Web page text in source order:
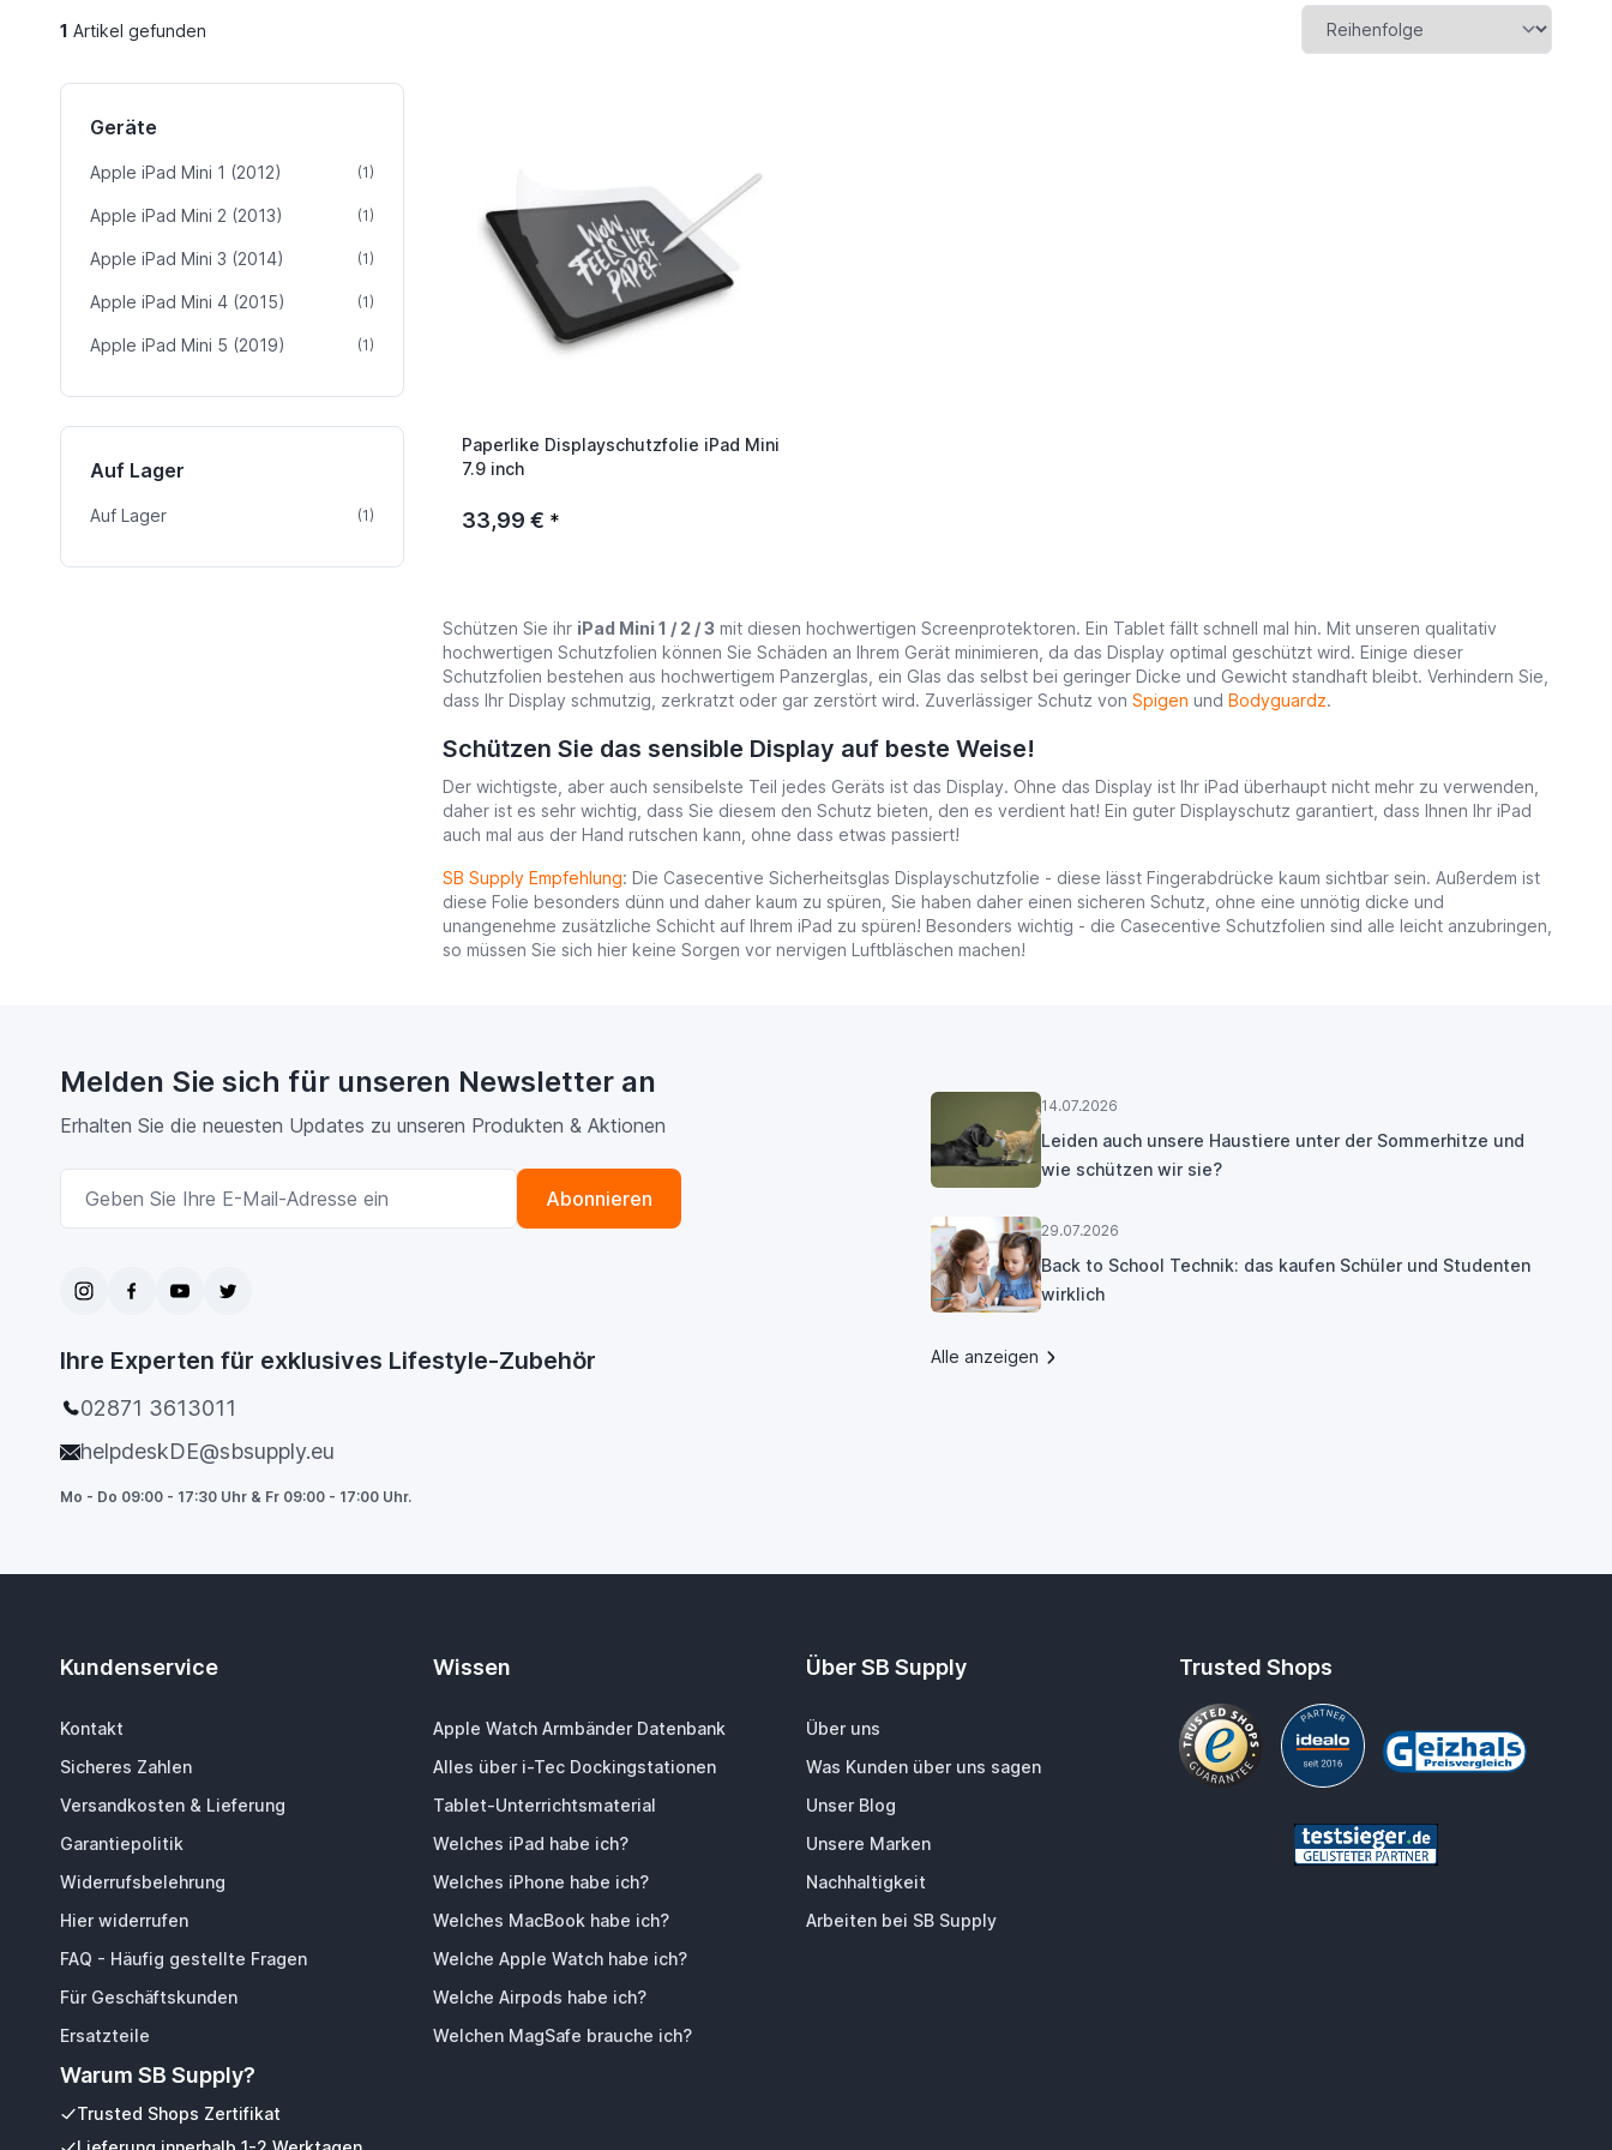
1 Artikel gefunden
Geräte
Apple iPad Mini 1 (2012) (1)Artikel
Apple iPad Mini 2 (2013) (1)Artikel
Apple iPad Mini 3 (2014) (1)Artikel
Apple iPad Mini 4 (2015) (1)Artikel
Apple iPad Mini 5 (2019) (1)Artikel
Auf Lager
Auf Lager (1)Artikel
Paperlike Displayschutzfolie iPad Mini
7.9 inch
33,99 € *
Schützen Sie ihr iPad Mini 1 / 2 / 3 mit diesen hochwertigen Screenprotektoren. Ein Tablet fällt schnell mal hin. Mit unseren qualitativ
hochwertigen Schutzfolien können Sie Schäden an Ihrem Gerät minimieren, da das Display optimal geschützt wird. Einige dieser
Schutzfolien bestehen aus hochwertigem Panzerglas, ein Glas das selbst bei geringer Dicke und Gewicht standhaft bleibt. Verhindern Sie,
dass Ihr Display schmutzig, zerkratzt oder gar zerstört wird. Zuverlässiger Schutz von Spigen und Bodyguardz.
Schützen Sie das sensible Display auf beste Weise!
Der wichtigste, aber auch sensibelste Teil jedes Geräts ist das Display. Ohne das Display ist Ihr iPad überhaupt nicht mehr zu verwenden,
daher ist es sehr wichtig, dass Sie diesem den Schutz bieten, den es verdient hat! Ein guter Displayschutz garantiert, dass Ihnen Ihr iPad
auch mal aus der Hand rutschen kann, ohne dass etwas passiert!
SB Supply Empfehlung: Die Casecentive Sicherheitsglas Displayschutzfolie - diese lässt Fingerabdrücke kaum sichtbar sein. Außerdem ist
diese Folie besonders dünn und daher kaum zu spüren, Sie haben daher einen sicheren Schutz, ohne eine unnötig dicke und
unangenehme zusätzliche Schicht auf Ihrem iPad zu spüren! Besonders wichtig - die Casecentive Schutzfolien sind alle leicht anzubringen,
so müssen Sie sich hier keine Sorgen vor nervigen Luftbläschen machen!
Melden Sie sich für unseren Newsletter an
Erhalten Sie die neuesten Updates zu unseren Produkten & Aktionen
Abonnieren
Ihre Experten für exklusives Lifestyle-Zubehör
02871 3613011
helpdeskDE@sbsupply.eu
Mo - Do 09:00 - 17:30 Uhr & Fr 09:00 - 17:00 Uhr.
14.07.2026
Leiden auch unsere Haustiere unter der Sommerhitze und
wie schützen wir sie?
29.07.2026
Back to School Technik: das kaufen Schüler und Studenten
wirklich
Alle anzeigen
Kundenservice
Kontakt
Sicheres Zahlen
Versandkosten & Lieferung
Garantiepolitik
Widerrufsbelehrung
Hier widerrufen
FAQ - Häufig gestellte Fragen
Für Geschäftskunden
Ersatzteile
Warum SB Supply?
Trusted Shops Zertifikat
Wissen
Apple Watch Armbänder Datenbank
Alles über i-Tec Dockingstationen
Tablet-Unterrichtsmaterial
Welches iPad habe ich?
Welches iPhone habe ich?
Welches MacBook habe ich?
Welche Apple Watch habe ich?
Welche Airpods habe ich?
Welchen MagSafe brauche ich?
Über SB Supply
Über uns
Was Kunden über uns sagen
Unser Blog
Unsere Marken
Nachhaltigkeit
Arbeiten bei SB Supply
Trusted Shops